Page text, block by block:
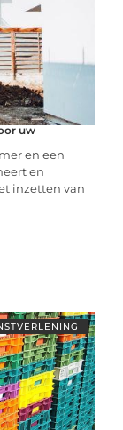
uw
en een
en
inzetten van